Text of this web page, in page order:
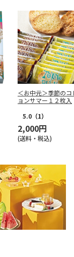
＜お中元＞季節のコ
ョンサマー１２枚入
5.0 （1）
2,000円
(送料・税込)